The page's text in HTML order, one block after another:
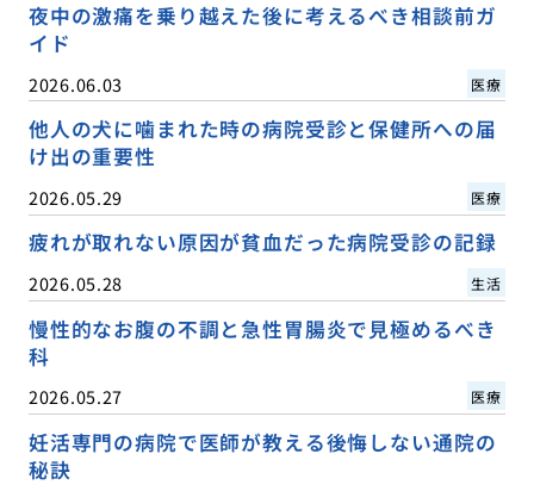
夜中の激痛を乗り越えた後に考えるべき相談前ガ
イド
2026.06.03 医療
他人の犬に噛まれた時の病院受診と保健所への届
け出の重要性
2026.05.29 医療
疲れが取れない原因が貧血だった病院受診の記録
2026.05.28 生活
慢性的なお腹の不調と急性胃腸炎で見極めるべき
科
2026.05.27 医療
妊活専門の病院で医師が教える後悔しない通院の
秘訣